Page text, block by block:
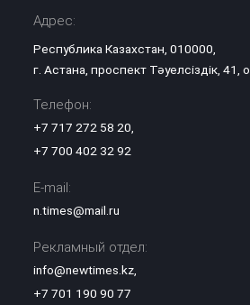
Адрес:
Республика Казахстан, 010000,
г. Астана, проспект Тәуелсіздік, 41,
Телефон:
+7 717 272 58 20
+7 700 402 32 92
E-mail:
n.times@mail.ru
Рекламный отдел:
info@newtimes.kz,
+7 701 190 90 77